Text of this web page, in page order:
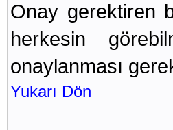
Onay gerektiren
herkesin
onaylanması
Yukarı Dön